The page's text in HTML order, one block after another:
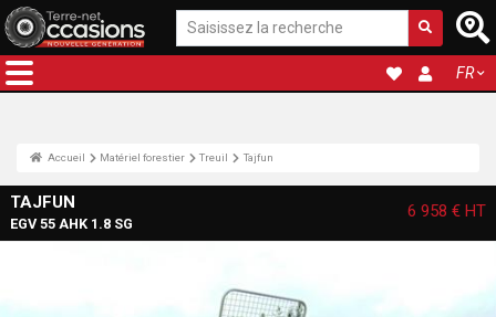
FR
Accueil Matériel forestier Treuil Tajfun
TAJFUN
EGV 55 AHK 1.8 SG
6 958 € HT